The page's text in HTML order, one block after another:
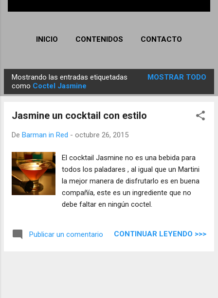
INICIO CONTENIDOS CONTACTO
n
Mostrando las entradas etiquetadas
como Coctel Jasmine
MOSTRAR TODO
Jasmine un cocktail con estilo
De Barman in Red - octubre 26, 2015
El cocktail Jasmine no es una bebida para
todos los paladares , al igual que un Martini
la mejor manera de disfrutarlo es en buena
compañía, este es un ingrediente que no
debe faltar en ningún coctel.
Publicar un comentario CONTINUAR LEYENDO >>>